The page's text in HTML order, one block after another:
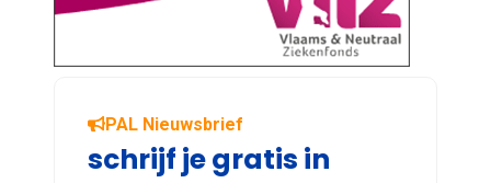
PAL Nieuwsbrief
schrijf je gratis in